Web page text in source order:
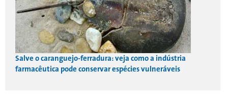
Salve o caranguejo-ferradura: veja como a indústria
farmacêutica pode conservar espécies vulneráveis